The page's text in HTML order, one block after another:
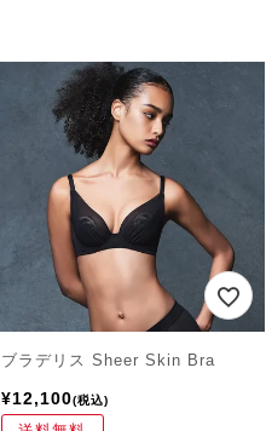
ブラデリス Sheer Skin Bra
¥12,100 税込